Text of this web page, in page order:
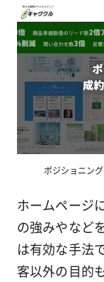
ポジショニン
ホームページ
の強みやなど
は有効な手法
客以外の目的